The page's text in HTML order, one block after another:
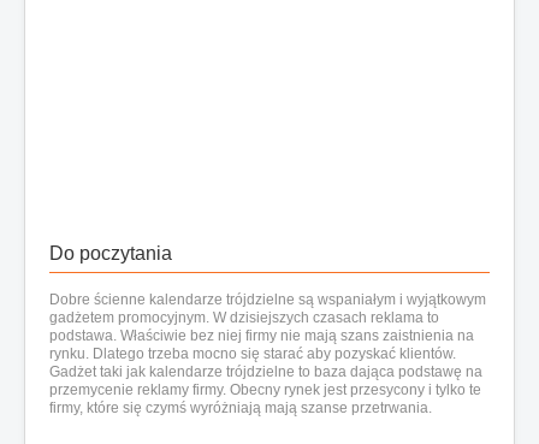
Do poczytania
Dobre ścienne kalendarze trójdzielne są wspaniałym i wyjątkowym
gadżetem promocyjnym. W dzisiejszych czasach reklama to
podstawa. Właściwie bez niej firmy nie mają szans zaistnienia na
rynku. Dlatego trzeba mocno się starać aby pozyskać klientów.
Gadżet taki jak kalendarze trójdzielne to baza dająca podstawę na
przemycenie reklamy firmy. Obecny rynek jest przesycony i tylko te
firmy, które się czymś wyróżniają mają szanse przetrwania.